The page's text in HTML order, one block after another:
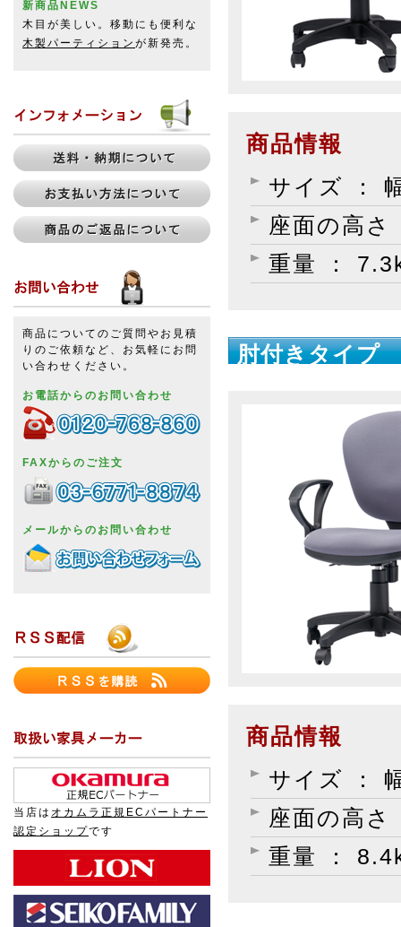
商品情報
サイズ ：
座面の高
重量 ：
肘付きタイプ
商品情報
サイズ ：
座面の高
重量 ：
新商品NEWS
木目が美しい。移動にも便利な
木製パーティション が新発売。
商品についてのご質問やお見積
りのご依頼など、お気軽にお問
い合わせください。
お電話からのお問い合わせ
FAXからのご注文
メールからのお問い合わせ
当店は オカムラ正規ECパートナー
認定ショップです